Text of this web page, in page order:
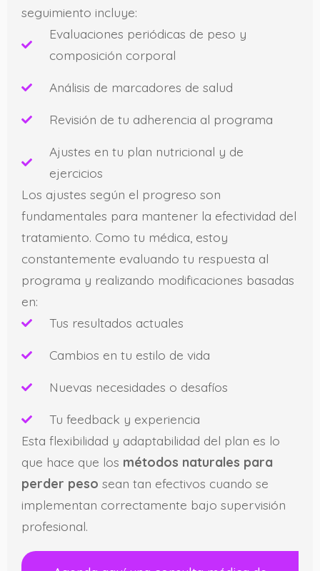
seguimiento incluye:
Evaluaciones periódicas de peso y
composición corporal
Análisis de marcadores de salud
Revisión de tu adherencia al programa
Ajustes en tu plan nutricional y de
ejercicios
Los ajustes según el progreso son
fundamentales para mantener la efectividad del
tratamiento. Como tu médica, estoy
constantemente evaluando tu respuesta al
programa y realizando modificaciones basadas
en:
Tus resultados actuales
Cambios en tu estilo de vida
Nuevas necesidades o desafíos
Tu feedback y experiencia
Esta flexibilidad y adaptabilidad del plan es lo
que hace que los métodos naturales para
perder peso sean tan efectivos cuando se
implementan correctamente bajo supervisión
profesional.